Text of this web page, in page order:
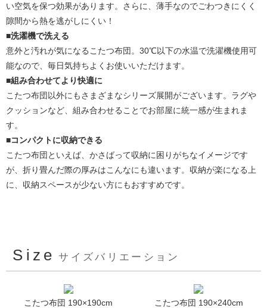
い空気を保つ効果があります。さらに、薄手なのでごわつきにくく
隙間から熱を逃がしにくい！
■洗濯機で洗える
意外と汚れが気になるこたつ布団。30℃以下の水温で洗濯機使用可
能なので、毎日気持ちよくお使いいただけます。
■組み合わせてより快適に
こたつ布団以外にもさまざまなシリーズ展開がございます。ラグや
クッションなど、組み合わせることでお部屋に統一感が生まれま
す。
■コンパクトに収納できる
こたつ布団といえば、かさばって収納に困りがちなイメージです
が、折り畳んだ際の厚みはこんなにも違います。収納が楽になる上
に、収納スペースが少ない方にもおすすめです。
Size サイズバリエーション
こたつ布団 190×190cm
こたつ布団 190×240cm